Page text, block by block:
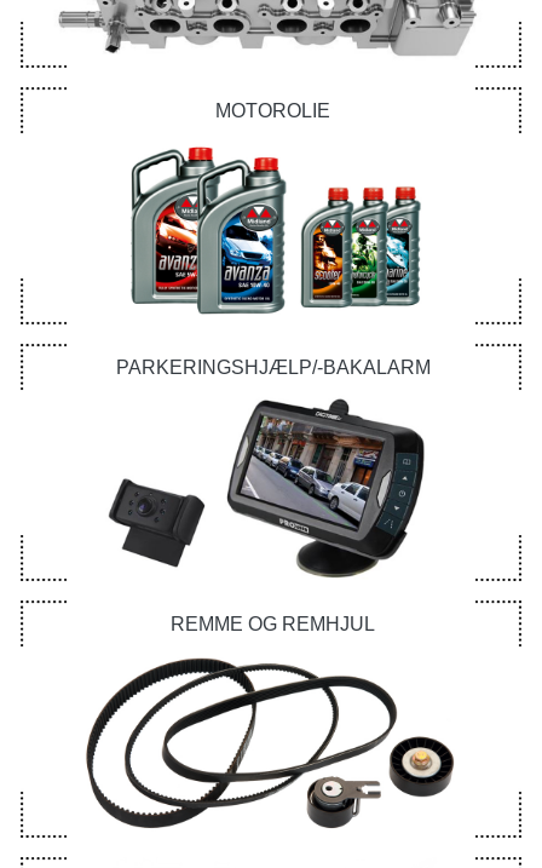
MOTOROLIE
PARKERINGSHJÆLP/-BAKALARM
REMME OG REMHJUL